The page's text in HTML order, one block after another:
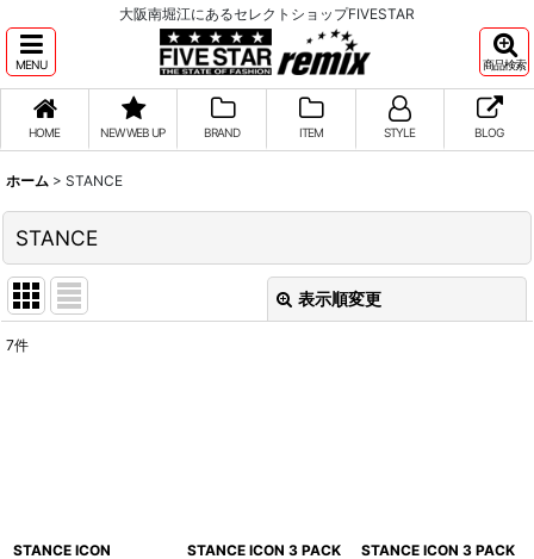
大阪南堀江にあるセレクトショップFIVESTAR
MENU 商品検索
HOME NEW WEB UP BRAND ITEM STYLE BLOG
ホーム > STANCE
STANCE
表示順変更
7件
STANCE ICON
STANCE ICON 3 PACK
STANCE ICON 3 PACK